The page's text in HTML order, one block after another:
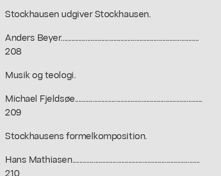
Stockhausen udgiver Stockhausen.
Anders Beyer...............................................................................
208
Musik og teologi.
Michael Fjeldsøe.........................................................................
209
Stockhausens formelkomposition.
Hans Mathiasen.........................................................................
210